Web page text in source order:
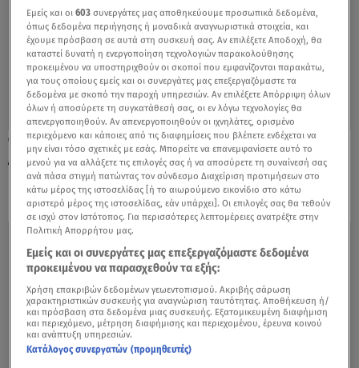
28.07.20, 19:12
Δικαίωμα διορισμού στο Δημόσιο για τους
βαριά εγκαυματίες στο Μάτι
Εμείς και οι603 συνεργάτες μας αποθηκεύουμε προσωπικά δεδομένα,
όπως δεδομένα περιήγησης ή μοναδικά αναγνωριστικά στοιχεία, και
έχουμε πρόσβαση σε αυτά στη συσκευή σας. Αν επιλέξετε Αποδοχή, θα
καταστεί δυνατή η ενεργοποίηση τεχνολογιών παρακολούθησης
προκειμένου να υποστηριχθούν οι σκοποί που εμφανίζονται παρακάτω,
για τους οποίους εμείς και οι συνεργάτες μας επεξεργαζόμαστε τα
δεδομένα με σκοπό την παροχή υπηρεσιών. Αν επιλέξετε Απόρριψη όλων
όλων ή αποσύρετε τη συγκατάθεσή σας, οι εν λόγω τεχνολογίες θα
απενεργοποιηθούν. Αν απενεργοποιηθούν οι ιχνηλάτες, ορισμένο
περιεχόμενο και κάποιες από τις διαφημίσεις που βλέπετε ενδέχεται να
μην είναι τόσο σχετικές με εσάς. Μπορείτε να επανεμφανίσετε αυτό το
μενού για να αλλάξετε τις επιλογές σας ή να αποσύρετε τη συναίνεσή σας
ανά πάσα στιγμή πατώντας τον σύνδεσμο Διαχείριση προτιμήσεων στο
κάτω μέρος της ιστοσελίδας [ή το αιωρούμενο εικονίδιο στο κάτω
αριστερό μέρος της ιστοσελίδας, εάν υπάρχει]. Οι επιλογές σας θα τεθούν
σε ισχύ στον Ιστότοπος. Για περισσότερες λεπτομέρειες ανατρέξτε στην
Πολιτική Απορρήτου μας.
Εμείς και οι συνεργάτες μας επεξεργαζόμαστε δεδομένα
προκειμένου να παρασχεθούν τα εξής:
Χρήση επακριβών δεδομένων γεωεντοπισμού. Ακριβής σάρωση
χαρακτηριστικών συσκευής για αναγνώριση ταυτότητας. Αποθήκευση ή/
και πρόσβαση στα δεδομένα μιας συσκευής. Εξατομικευμένη διαφήμιση
και περιεχόμενο, μέτρηση διαφήμισης και περιεχομένου, έρευνα κοινού
και ανάπτυξη υπηρεσιών.
Κατάλογος συνεργατών (προμηθευτές)